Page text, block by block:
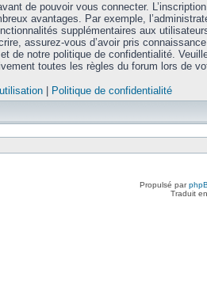
de pouvoir vous connecter.
avantages. Par exemple,
supplémentaires aux
assurez-vous d’avoir pris
de notre politique de confidentialité.
toutes les règles du forum lors de
Politique de confidentialité
Propulsé par
Traduit